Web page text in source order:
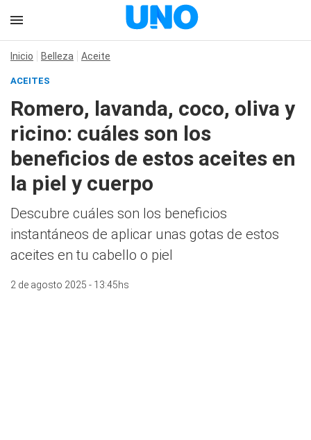
Inicio Belleza Aceite
ACEITES
Romero, lavanda, coco, oliva y
ricino: cuáles son los
beneficios de estos aceites en
la piel y cuerpo
Descubre cuáles son los beneficios
instantáneos de aplicar unas gotas de estos
aceites en tu cabello o piel
2 de agosto 2025 - 13:45hs